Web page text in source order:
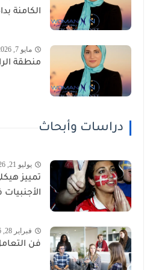
الكامنة
مايو 7, 2026
منطقة
دراسات وأبحاث
يوليو 21, 2026
تمييز
فبراير 28, 2026
فن